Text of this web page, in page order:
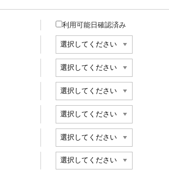
利用可能日確認済み